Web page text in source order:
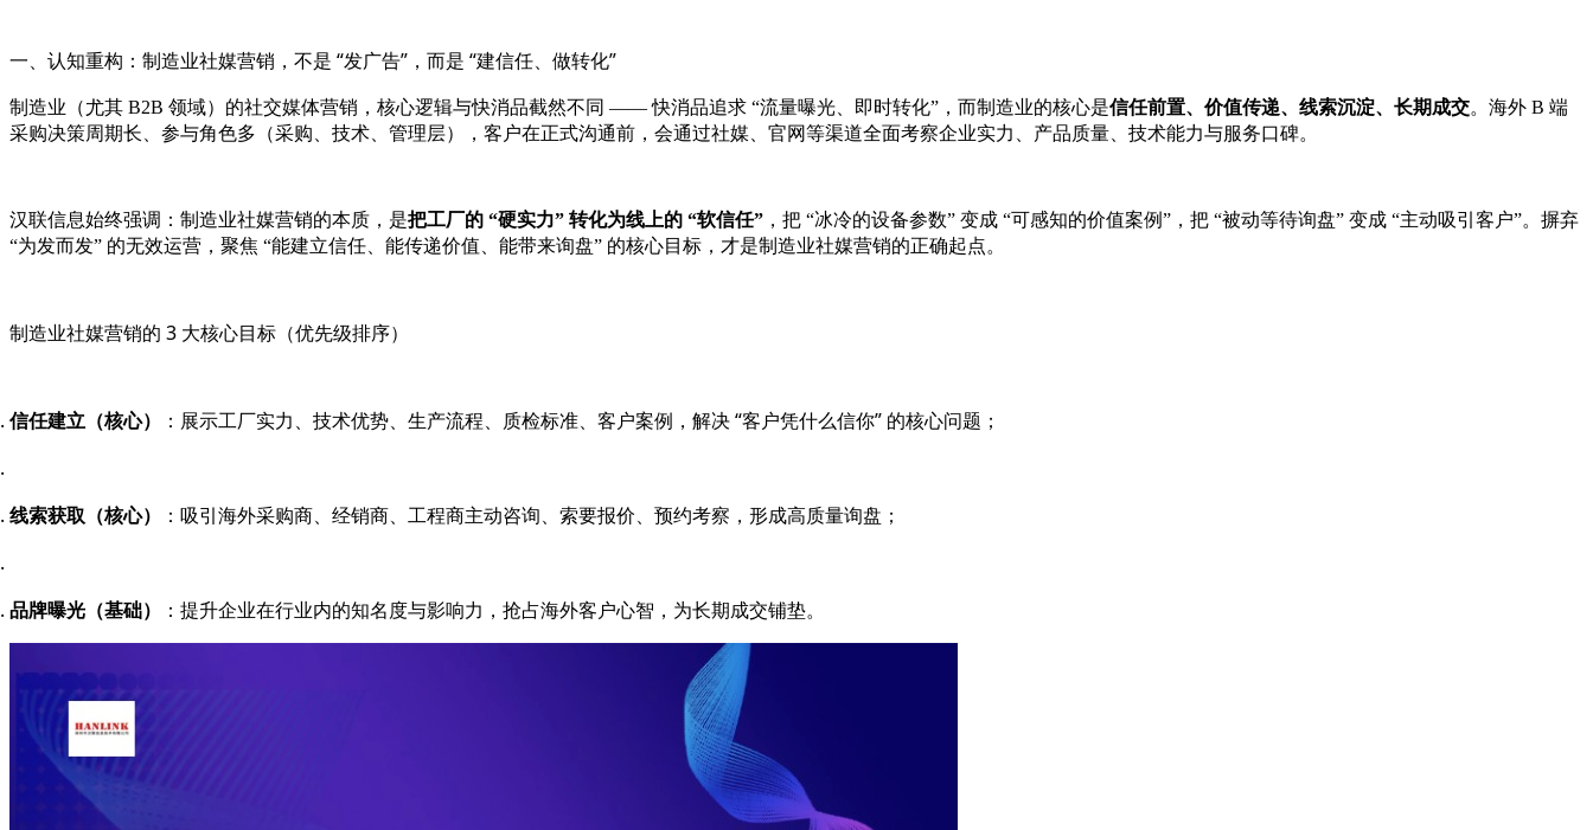
一、认知重构：制造业社媒营销，不是 “发广告”，而是 “建信任、做转化”
制造业（尤其 B2B 领域）的社交媒体营销，核心逻辑与快消品截然不同 —— 快消品追求 “流量曝光、即时转化”，而制造业的核心是信任前置、价值传递、线索沉淀、长期成交。海外 B 端
采购决策周期长、参与角色多（采购、技术、管理层），客户在正式沟通前，会通过社媒、官网等渠道全面考察企业实力、产品质量、技术能力与服务口碑。
汉联信息始终强调：制造业社媒营销的本质，是把工厂的 “硬实力” 转化为线上的 “软信任” ，把 “冰冷的设备参数” 变成 “可感知的价值案例”，把 “被动等待询盘” 变成 “主动吸引客户”。摒弃
“为发而发” 的无效运营，聚焦 “能建立信任、能传递价值、能带来询盘” 的核心目标，才是制造业社媒营销的正确起点。
制造业社媒营销的 3 大核心目标（优先级排序）
信任建立（核心） ：展示工厂实力、技术优势、生产流程、质检标准、客户案例，解决 “客户凭什么信你” 的核心问题；
线索获取（核心） ：吸引海外采购商、经销商、工程商主动咨询、索要报价、预约考察，形成高质量询盘；
品牌曝光（基础） ：提升企业在行业内的知名度与影响力，抢占海外客户心智，为长期成交铺垫。